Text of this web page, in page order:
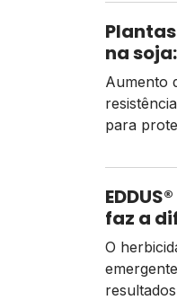
na
Aumento
para
faz a
O